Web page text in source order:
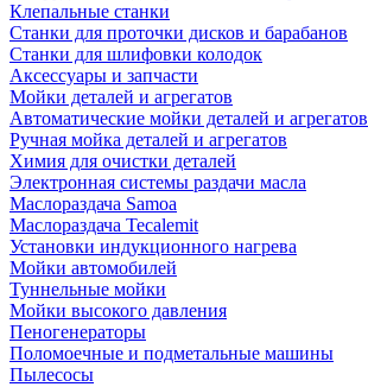
Клепальные станки
Станки для проточки дисков и барабанов
Станки для шлифовки колодок
Аксессуары и запчасти
Мойки деталей и агрегатов
Автоматические мойки деталей и агрегатов
Ручная мойка деталей и агрегатов
Химия для очистки деталей
Электронная системы раздачи масла
Маслораздача Samoa
Маслораздача Tecalemit
Установки индукционного нагрева
Мойки автомобилей
Туннельные мойки
Мойки высокого давления
Пеногенераторы
Поломоечные и подметальные машины
Пылесосы